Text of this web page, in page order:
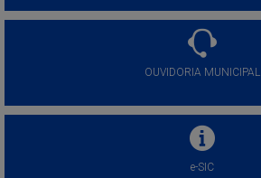
OUVIDORIA MUNICIPAL
e-SIC